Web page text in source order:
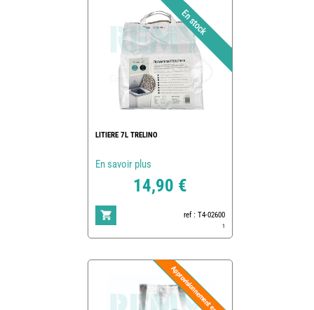
LITIERE 7L TRELINO
En savoir plus
14,90 €
ref : T4-02600
1